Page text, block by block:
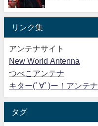
リンク集
アンテナサイト
New World Antenna
つべこアンテナ
キター(ﾟ∀ﾟ)ー！アンテナ
タグ